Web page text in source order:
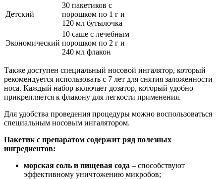
Детский
30 пакетиков с
порошком по 1 г и
120 мл бутылочка
Экономический
10 саше с лечебным
порошком по 2 г и
240 мл флакон
Также доступен специальный носовой ингалятор, который
рекомендуется использовать с 7 лет для снятия заложенности
носа. Каждый набор включает дозатор, который удобно
прикрепляется к флакону для легкости применения.
Для удобства проведения процедуры можно воспользоваться
специальным носовым ингалятором.
Пакетик с препаратом содержит ряд полезных
ингредиентов:
морская соль и пищевая сода – способствуют
эффективному уничтожению микробов;